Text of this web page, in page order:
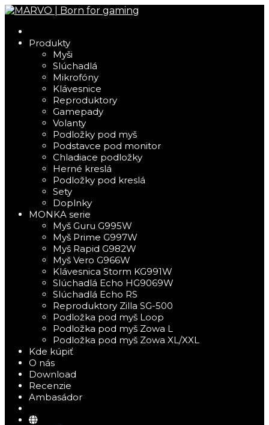
Produkty
Myši
Slúchadlá
Mikrofóny
Klávesnice
Reproduktory
Gamepady
Volanty
Podložky pod myš
Podstavce pod monitor
Chladiace podložky
Herné kreslá
Podložky pod kreslá
Sety
Doplnky
MONKA serie
Myš Guru G995W
Myš Prime G997W
Myš Rapid G982W
Myš Vero G966W
Klávesnica Storm KG991W
Slúchadlá Echo HG9069W
Slúchadlá Echo RS
Reproduktory Zilla SG-500
Podložka pod myš Loop
Podložka pod myš Zowa L
Podložka pod myš Zowa XL/XXL
Kde kúpiť
O nás
Download
Recenzie
Ambasádor